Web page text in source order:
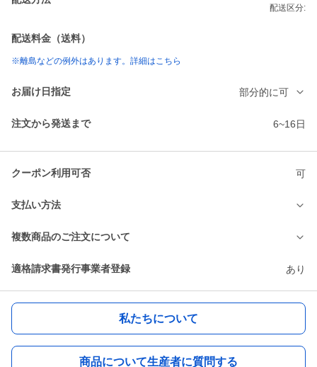
配送区分:
配送料金（送料）
※離島などの例外はあります。詳細はこちら
お届け日指定 部分的に可
注文から発送まで 6~16日
クーポン利用可否 可
支払い方法
複数商品のご注文について
適格請求書発行事業者登録 あり
私たちについて
商品について生産者に質問する